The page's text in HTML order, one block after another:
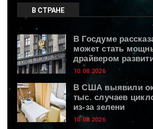
В СТРАНЕ
В Госдуме
может стать
драйвером
10.08.2026
В США выявили
тыс. случаев
из-за зелени
10.08.2026